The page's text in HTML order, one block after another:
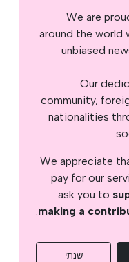
We are
around the world
unbiased
Our
community,
nationalities
We appreciate
pay for our
ask you to
making a
.
שנתי